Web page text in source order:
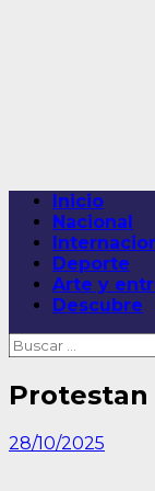
Menú
principal
Inicio
Nacional
Deporte
Arte y
Descubre
Buscar:
28/10/2025